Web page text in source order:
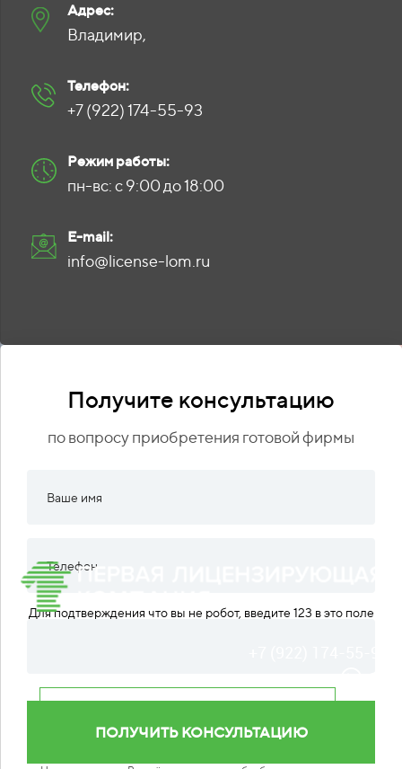
Адрес:
Владимир,
Телефон:
+7 (922) 174-55-93
Режим работы:
пн-вс: с 9:00 до 18:00
E-mail:
info@license-lom.ru
Получите консультацию
по вопросу приобретения готовой фирмы
Для подтверждения что вы не робот, введите 123 в это поле
Кейсы Отзывы
О нас